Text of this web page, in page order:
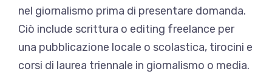
nel giornalismo prima di presentare domanda.
Ciò include scrittura o editing freelance per
una pubblicazione locale o scolastica, tirocini e
corsi di laurea triennale in giornalismo o media.